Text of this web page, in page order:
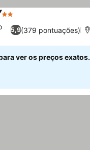
2 Estrelas
5,9(379 pontuações)
ver os preços exatos.